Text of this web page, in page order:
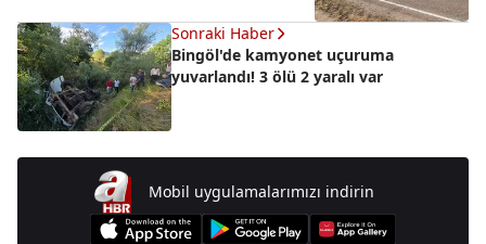
Sonraki Haber
Bingöl'de kamyonet uçuruma
yuvarlandı! 3 ölü 2 yaralı var
Mobil uygulamalarımızı indirin